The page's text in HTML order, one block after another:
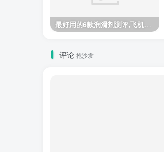
最好用的6款润滑剂测评,飞机杯适用的最强一款推荐
评论 抢沙发